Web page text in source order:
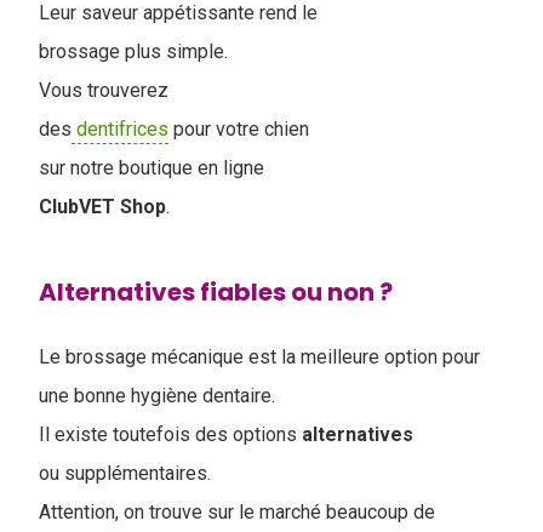
Leur saveur appétissante rend le
brossage plus simple.
Vous trouverez
des dentifrices pour votre chien
sur notre boutique en ligne
ClubVET Shop.
Alternatives fiables ou non ?
Le brossage mécanique est la meilleure option pour
une bonne hygiène dentaire.
Il existe toutefois des options alternatives
ou supplémentaires.
Attention, on trouve sur le marché beaucoup de